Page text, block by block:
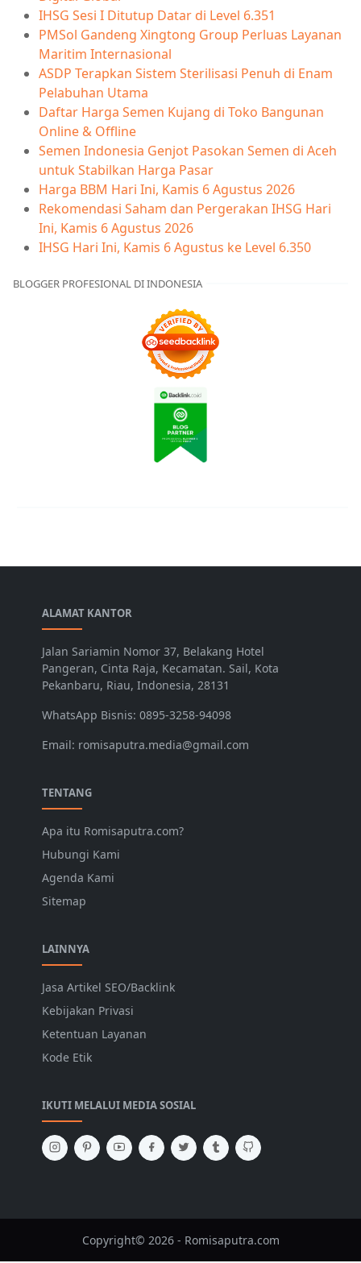
IHSG Sesi I Ditutup Datar di Level 6.351
PMSol Gandeng Xingtong Group Perluas Layanan
Maritim Internasional
ASDP Terapkan Sistem Sterilisasi Penuh di Enam
Pelabuhan Utama
Daftar Harga Semen Kujang di Toko Bangunan
Online & Offline
Semen Indonesia Genjot Pasokan Semen di Aceh
untuk Stabilkan Harga Pasar
Harga BBM Hari Ini, Kamis 6 Agustus 2026
Rekomendasi Saham dan Pergerakan IHSG Hari
Ini, Kamis 6 Agustus 2026
IHSG Hari Ini, Kamis 6 Agustus ke Level 6.350
BLOGGER PROFESIONAL DI INDONESIA
ALAMAT KANTOR
Jalan Sariamin Nomor 37, Belakang Hotel
Pangeran, Cinta Raja, Kecamatan. Sail, Kota
Pekanbaru, Riau, Indonesia, 28131
WhatsApp Bisnis: 0895-3258-94098
Email: romisaputra.media@gmail.com
TENTANG
Apa itu Romisaputra.com?
Hubungi Kami
Agenda Kami
Sitemap
LAINNYA
Jasa Artikel SEO/Backlink
Kebijakan Privasi
Ketentuan Layanan
Kode Etik
IKUTI MELALUI MEDIA SOSIAL
Copyright© 2026 - Romisaputra.com